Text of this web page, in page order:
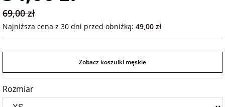
personalizowane
Poduszki ze
zdjęciem
na 40 urodziny
na rocznicę
ślubu
dla nauczyciela
dla miłośników
dla miłośników
psów
69,00 zł
Najniższa cena z 30 dni przed obniżką: 49,00 zł
Zobacz koszulki męskie
Rozmiar